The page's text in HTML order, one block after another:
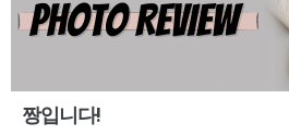
짱입니다!